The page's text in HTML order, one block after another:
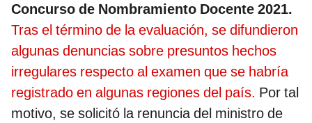
Concurso de Nombramiento Docente 2021.
Tras el término de la evaluación, se difundieron
algunas denuncias sobre presuntos hechos
irregulares respecto al examen que se habría
registrado en algunas regiones del país. Por tal
motivo, se solicitó la renuncia del ministro de